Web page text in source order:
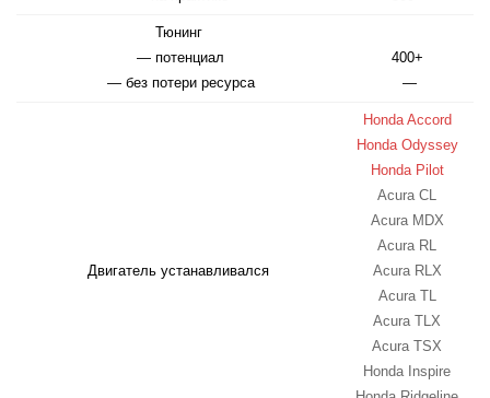
Тюнинг
— потенциал
— без потери ресурса
400+
—
Двигатель устанавливался
Honda Accord
Honda Odyssey
Honda Pilot
Acura CL
Acura MDX
Acura RL
Acura RLX
Acura TL
Acura TLX
Acura TSX
Honda Inspire